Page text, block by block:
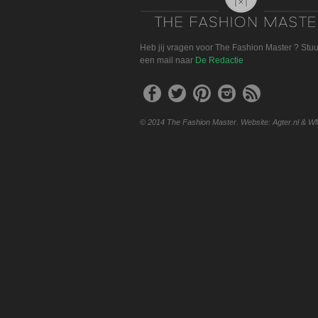
Heb jij vragen voor The Fashion Master ?
een mail naar De Redactie
© 2014 The Fashion Master. Website: Agter.nl &